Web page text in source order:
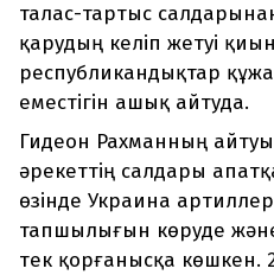
талас-тартыс
қарудың келіп жетуі
республикандықтар
еместігін ашық айтуда.
Гидеон Рахманның
әрекеттің салдары
өзінде Украина
тапшылығын көруде
тек қорғанысқа көшкен.